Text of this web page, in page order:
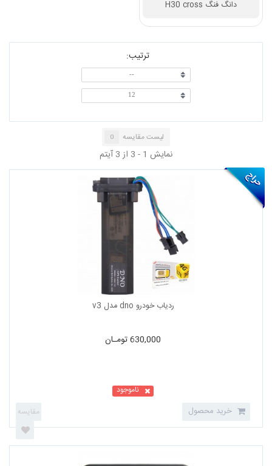
ترتیب:
--
12
لیست مقایسه 0
نمایش 1 - 3 از 3 آیتم
ردیاب خودرو dno مدل v3
630,000 تومـان
ناموجود
خرید محصول